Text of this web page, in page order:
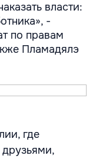
власти:
-
по правам
Пламадялэ
где